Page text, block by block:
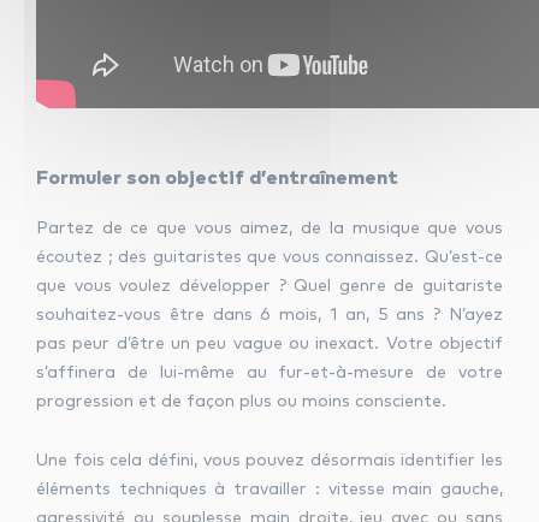
Formuler son objectif d’entraînement
Partez de ce que vous aimez, de la musique que vous
écoutez ; des guitaristes que vous connaissez. Qu’est-ce
que vous voulez développer ? Quel genre de guitariste
souhaitez-vous être dans 6 mois, 1 an, 5 ans ? N’ayez
pas peur d’être un peu vague ou inexact. Votre objectif
s’affinera de lui-même au fur-et-à-mesure de votre
progression et de façon plus ou moins consciente.
Une fois cela défini, vous pouvez désormais identifier les
éléments techniques à travailler : vitesse main gauche,
agressivité ou souplesse main droite, jeu avec ou sans